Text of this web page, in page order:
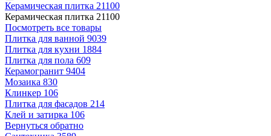
Керамическая плитка 21100
Керамическая плитка 21100
Посмотреть все товары
Плитка для ванной 9039
Плитка для кухни 1884
Плитка для пола 609
Керамогранит 9404
Мозаика 830
Клинкер 106
Плитка для фасадов 214
Клей и затирка 106
Вернуться обратно